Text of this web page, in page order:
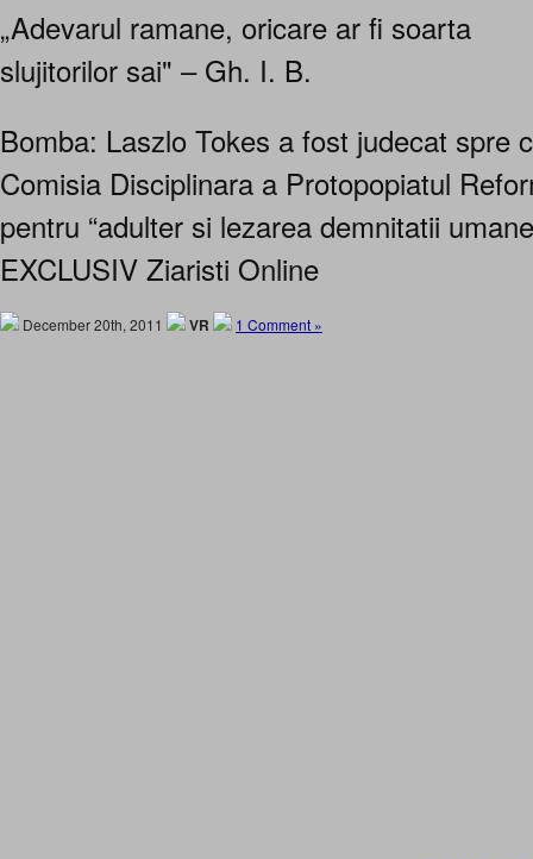
„Adevarul ramane, oricare ar fi soarta
slujitorilor sai" – Gh. I. B.
Bomba: Laszlo Tokes a fost judecat spre
Comisia Disciplinara a Protopopiatul
pentru “adulter si lezarea demnitatii
EXCLUSIV Ziaristi Online
December 20th, 2011 VR 1 Comment »